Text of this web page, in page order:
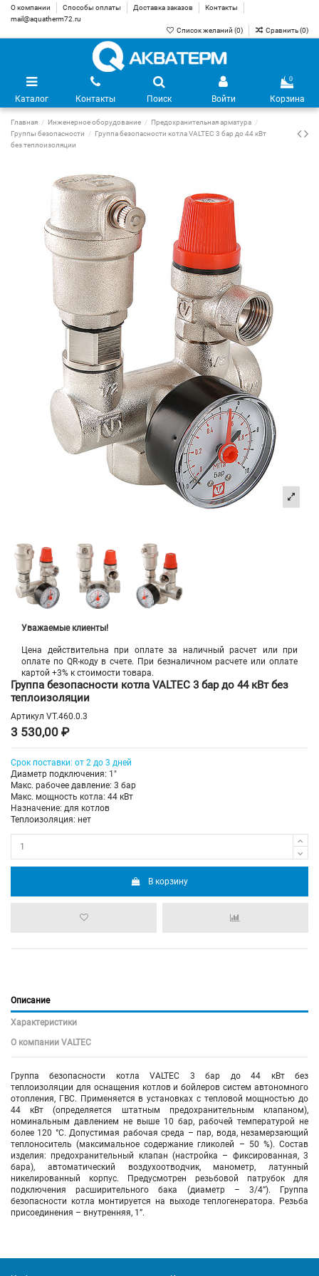
О компании Способы оплаты Доставка заказов
Контакты
mail@aquatherm72.ru
Список желаний (0) Сравнить (0)
Каталог Контакты Поиск Войти
0
Корзина
Главная Инженерное оборудование
Предохранительная арматура
Группы безопасности
Группа безопасности котла VALTEC 3 бар до 44 кВт
без теплоизоляции
Уважаемые клиенты!
Цена действительна при оплате за наличный расчет или при
оплате по QR-коду в счете. При безналичном расчете или оплате
картой +3% к стоимости товара.
Группа безопасности котла VALTEC 3 бар до 44 кВт без
теплоизоляции
Артикул VT.460.0.3
3 530,00 ₽
Срок поставки: от 2 до 3 дней
Диаметр подключения: 1"
Макс. рабочее давление: 3 бар
Макс. мощность котла: 44 кВт
Назначение: для котлов
Теплоизоляция: нет
В корзину
Описание
Характеристики
О компании VALTEC
Группа безопасности котла VALTEC 3 бар до 44 кВт без
теплоизоляции для оснащения котлов и бойлеров систем автономного
отопления, ГВС. Применяется в установках с тепловой мощностью до
44 кВт (определяется штатным предохранительным клапаном),
номинальным давлением не выше 10 бар, рабочей температурой не
более 120 °С. Допустимая рабочая среда – пар, вода, незамерзающий
теплоноситель (максимальное содержание гликолей – 50 %). Состав
изделия: предохранительный клапан (настройка – фиксированная, 3
бара), автоматический воздухоотводчик, манометр, латунный
никелированный корпус. Предусмотрен резьбовой патрубок для
подключения расширительного бака (диаметр – 3/4”). Группа
безопасности котла монтируется на выходе теплогенератора. Резьба
присоединения – внутренняя, 1”.